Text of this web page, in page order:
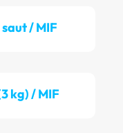
/ MIF
kg) / MIF